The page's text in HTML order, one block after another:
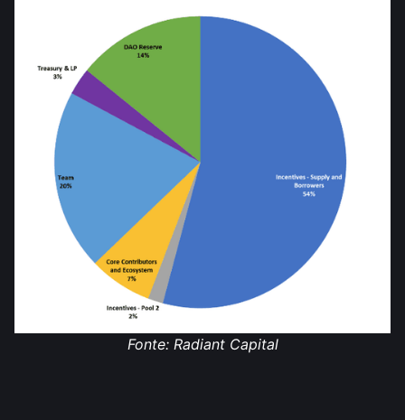
Fonte: Radiant Capital